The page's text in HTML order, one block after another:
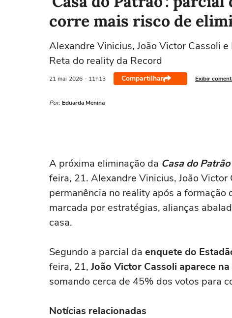
corre mais risco de
Alexandre Vinicius, João Victor Cassoli
Reta do reality da Record
21 mai 2026 - 11h13 Compartilhar Exibir
Por: Eduarda Menina
A próxima eliminação da Casa do Patrão
feira, 21. Alexandre Vinicius, João
permanência no reality após a
marcada por estratégias, alianças
casa.
Segundo a parcial da enquete do
feira, 21, João Victor Cassoli aparece
somando cerca de 45% dos votos para
Notícias relacionadas